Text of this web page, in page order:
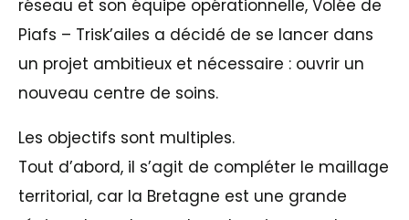
réseau et son équipe opérationnelle, Volée de
Piafs – Trisk’ailes a décidé de se lancer dans
un projet ambitieux et nécessaire : ouvrir un
nouveau centre de soins.
Les objectifs sont multiples.
Tout d’abord, il s’agit de compléter le maillage
territorial, car la Bretagne est une grande